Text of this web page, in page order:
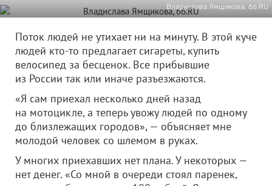
Владислава Ямщикова, 66.RU
Поток людей не утихает ни на минуту. В этой куче
людей кто-то предлагает сигареты, купить
велосипед за бесценок. Все прибывшие
из России так или иначе разъезжаются.
«Я сам приехал несколько дней назад
на мотоцикле, а теперь увожу людей по одному
до близлежащих городов», — объясняет мне
молодой человек со шлемом в руках.
У многих приехавших нет плана. У некоторых —
нет денег. «Со мной в очереди стоял паренек,